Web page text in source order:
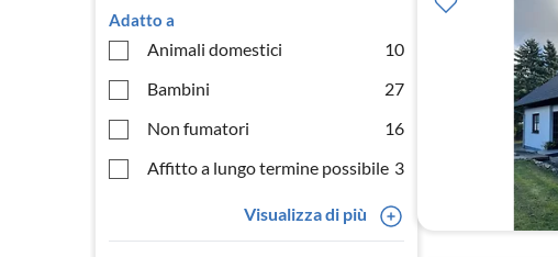
Adatto a
Animali domestici
10
Bambini
27
Non fumatori
16
Affitto a lungo termine possibile 3
Visualizza di più